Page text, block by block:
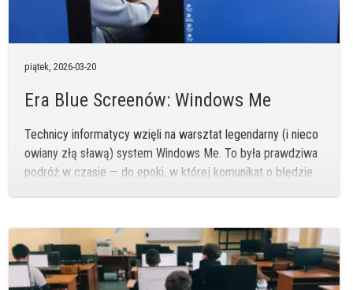
piątek,2026-03-20
Era Blue Screenów: Windows Me
Technicy informatycy wzięli na warsztat legendarny (i nieco
owiany złą sławą) system Windows Me. To była prawdziwa
podróż w czasie — do epoki, w której komunikat o błędzie